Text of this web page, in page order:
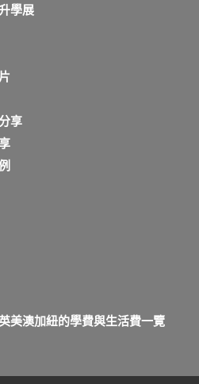
學展
享
美澳加紐的學費與生活費一覽